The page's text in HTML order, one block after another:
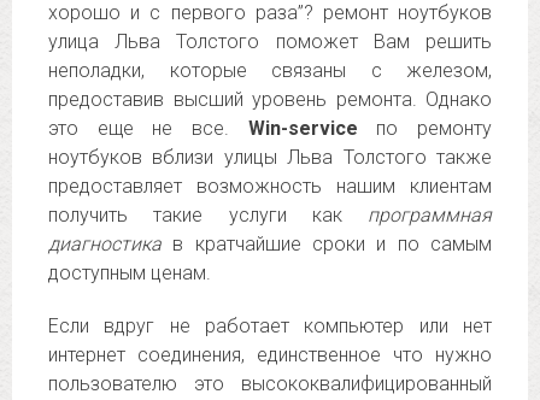
хорошо и с первого раза”? ремонт ноутбуков
улица Льва Толстого поможет Вам решить
неполадки, которые связаны с железом,
предоставив высший уровень ремонта. Однако
это еще не все. Win-service по ремонту
ноутбуков вблизи улицы Льва Толстого также
предоставляет возможность нашим клиентам
получить такие услуги как программная
диагностика в кратчайшие сроки и по самым
доступным ценам.
Если вдруг не работает компьютер или нет
интернет соединения, единственное что нужно
пользователю это высококвалифицированный